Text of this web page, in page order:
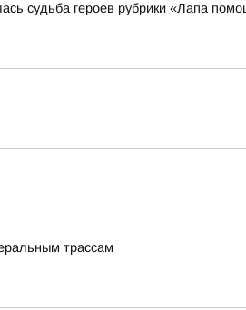
судьба героев рубрики «Лапа
трассам